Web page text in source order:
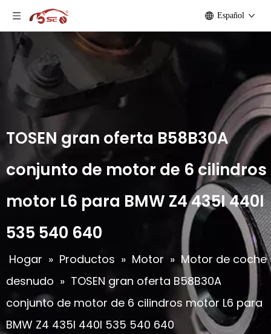
Español
TOSEN gran oferta B58B30A
conjunto de motor de 6 cilindros
motor L6 para BMW Z4 435I 440I
535 540 640
Hogar » Productos » Motor » Motor de coche
desnudo » TOSEN gran oferta B58B30A
conjunto de motor de 6 cilindros motor L6 para
BMW Z4 435I 440I 535 540 640